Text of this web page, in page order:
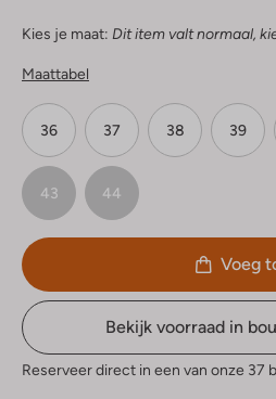
Kies je maat: Dit item valt normaal,
Maattabel
36 37 38 39
43 44
Voeg
Bekijk voorraad in
Reserveer direct in een van onze 37